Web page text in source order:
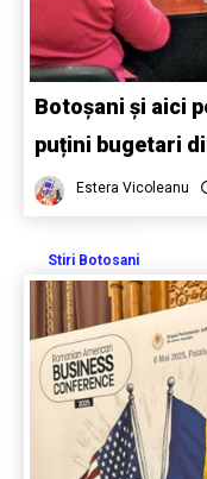
Botoșani și aici
puțini bugetari
Estera Vicoleanu
Stiri Botosani